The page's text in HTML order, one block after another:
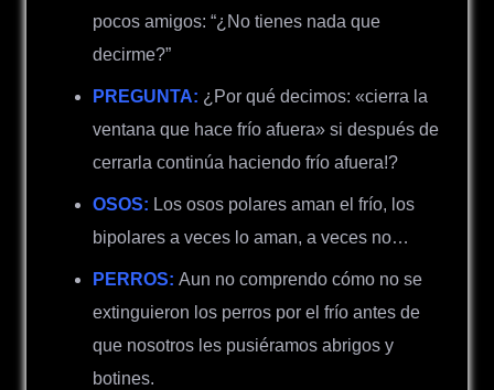
pocos amigos: “¿No tienes nada que
decirme?”
PREGUNTA: ¿Por qué decimos: «cierra la
ventana que hace frío afuera» si después de
cerrarla continúa haciendo frío afuera!?
OSOS: Los osos polares aman el frío, los
bipolares a veces lo aman, a veces no…
PERROS: Aun no comprendo cómo no se
extinguieron los perros por el frío antes de
que nosotros les pusiéramos abrigos y
botines.